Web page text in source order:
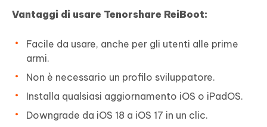
Vantaggi di usare Tenorshare ReiBoot:
Facile da usare, anche per gli utenti alle prime
armi.
Non è necessario un profilo sviluppatore.
Installa qualsiasi aggiornamento iOS o iPadOS.
Downgrade da iOS 18 a iOS 17 in un clic.